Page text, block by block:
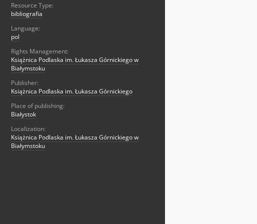
Resource Type:
bibliografia
Language:
pol
Rights Management:
Książnica Podlaska im. Łukasza Górnickiego w
Białymstoku
Publisher:
Książnica Podlaska im. Łukasza Górnickiego
Place of publishing:
Białystok
Localization:
Książnica Podlaska im. Łukasza Górnickiego w
Białymstoku